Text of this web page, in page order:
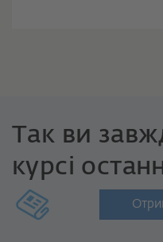
Так ви
курсі